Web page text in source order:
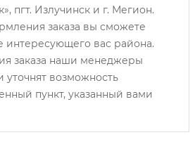
пгт. Излучинск и г. Мегион.
заказа вы сможете
интересующего вас района.
заказа наши менеджеры
уточнят возможность
пункт, указанный вами